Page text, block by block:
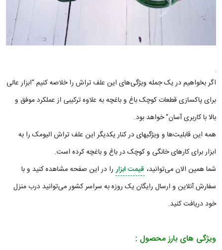
اگر بخواهیم در یک جمله ویژگی‌های این علف تراش را خلاصه کنیم “ابزار عالی
برای پاکسازی قطعات کوچک باغ و باغچه به علاوه ترکیبی از عملکرد موفق و
بالا با کاربری آسان” خواهد بود.
همه این قابلیت‌ها و ویژگیهای در کنار یکدیگر این علف تراش الیومک را به
ابزار برای کارهای خانگی و کوچک در باغ و باغچه کرده است.
شما همین الان می‌توانید، قیمت ابزار را در این صفحه مشاهده کنید و با
سفارش آنلاین و ارسال رایگان یک روزه به سراسر کشور می‌توانید درب منزل
خود دریافت کنید.
ویژگی های بارز محصول :